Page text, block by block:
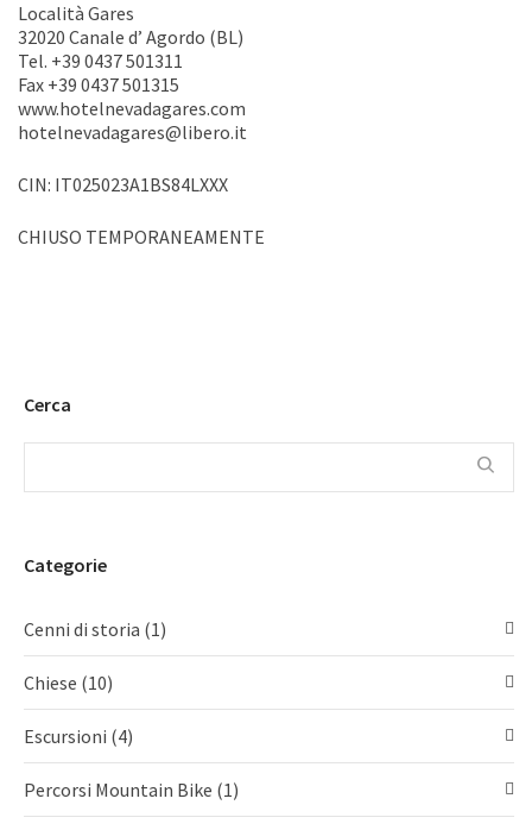
Località Gares
32020 Canale d’ Agordo (BL)
Tel. +39 0437 501311
Fax +39 0437 501315
www.hotelnevadagares.com
hotelnevadagares@libero.it
CIN: IT025023A1BS84LXXX
CHIUSO TEMPORANEAMENTE
Cerca
Categorie
Cenni di storia (1)
Chiese (10)
Escursioni (4)
Percorsi Mountain Bike (1)